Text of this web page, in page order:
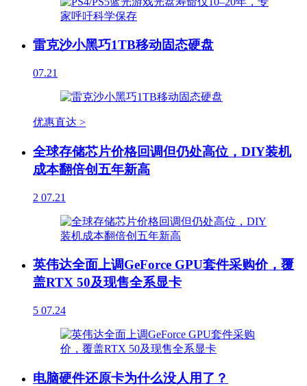
雷克沙小黑巧1TB移动固态硬盘
07.21
优惠直达 >
全球存储芯片价格回调但仍处高位，DIY装机
成本翻倍创五年新高
2 07.21
英伟达全面上调GeForce GPU套件采购价，覆
盖RTX 50及现售全系显卡
5 07.24
电脑硬件还原卡为什么没人用了？